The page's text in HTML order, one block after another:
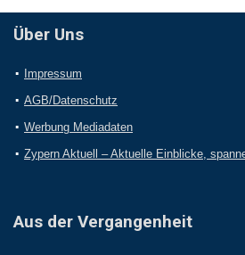
Über Uns
Impressum
AGB/Datenschutz
Werbung Mediadaten
Zypern Aktuell – Aktuelle Einblicke,
Aus der Vergangenheit